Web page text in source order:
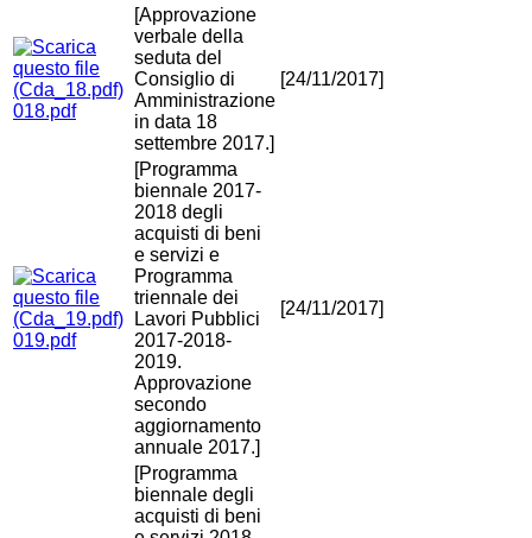
018.pdf
[Approvazione
verbale della
seduta del
Consiglio di
Amministrazione
in data 18
settembre 2017.]
[24/11/2017]
019.pdf
[Programma
biennale 2017-
2018 degli
acquisti di beni
e servizi e
Programma
triennale dei
Lavori Pubblici
2017-2018-
2019.
Approvazione
secondo
aggiornamento
annuale 2017.]
[24/11/2017]
[Programma
biennale degli
acquisti di beni